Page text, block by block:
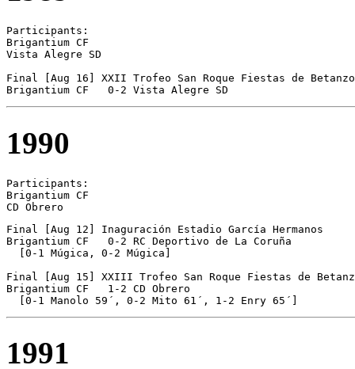
Participants:
Brigantium CF
Vista Alegre SD
Final [Aug 16] XXII Trofeo San Roque Fiestas de
Brigantium CF	0-2 Vista Alegre SD
1990
Participants:
Brigantium CF
CD Obrero
Final [Aug 12] Inaguración Estadio García Hermanos
Brigantium CF	0-2 RC Deportivo de La Coruña
  [0-1 Múgica, 0-2 Múgica]
Final [Aug 15] XXIII Trofeo San Roque Fiestas de
Brigantium CF	1-2 CD Obrero
  [0-1 Manolo 59´, 0-2 Mito 61´, 1-2 Enry 65´]
1991